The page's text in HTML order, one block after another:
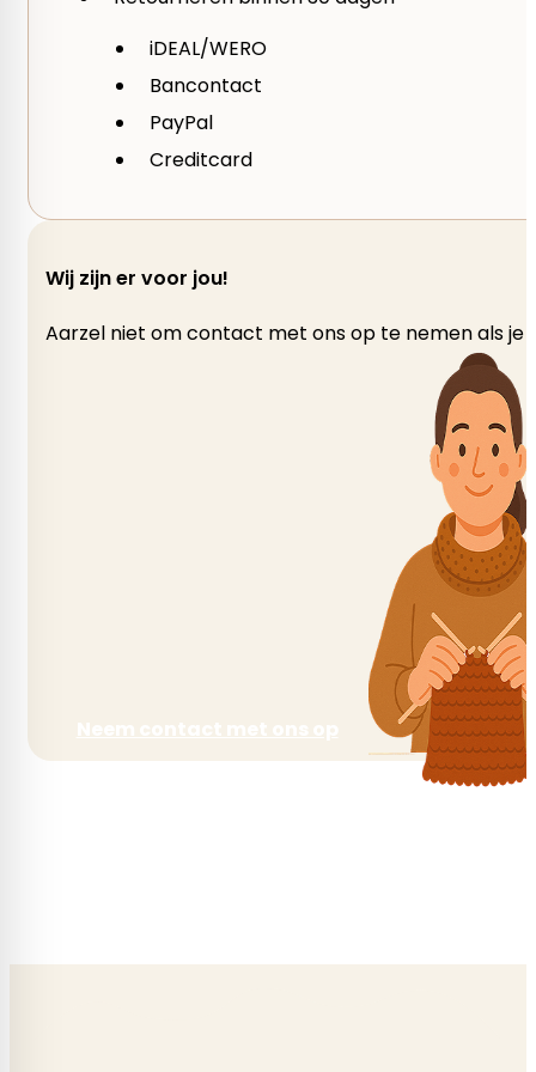
Kleurnummer
01, 03, 04, 05, 06, 07, 20, 22, 23, 25, 32, 33, 34, 43, 45,
215, 216, 219, 220, 226, 228, 234, 235, 245, 246,
Garen
iDEAL/WERO
Bancontact
PayPal
Creditcard
Wij zijn er voor jou!
Aarzel niet om contact met ons op te nemen als